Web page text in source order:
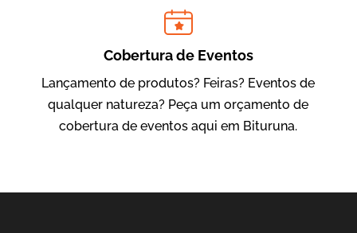
IBCC
Vídeo Institucional
Cobertura de Eventos
Lançamento de produtos? Feiras? Eventos de
qualquer natureza? Peça um orçamento de
cobertura de eventos aqui em Bituruna.